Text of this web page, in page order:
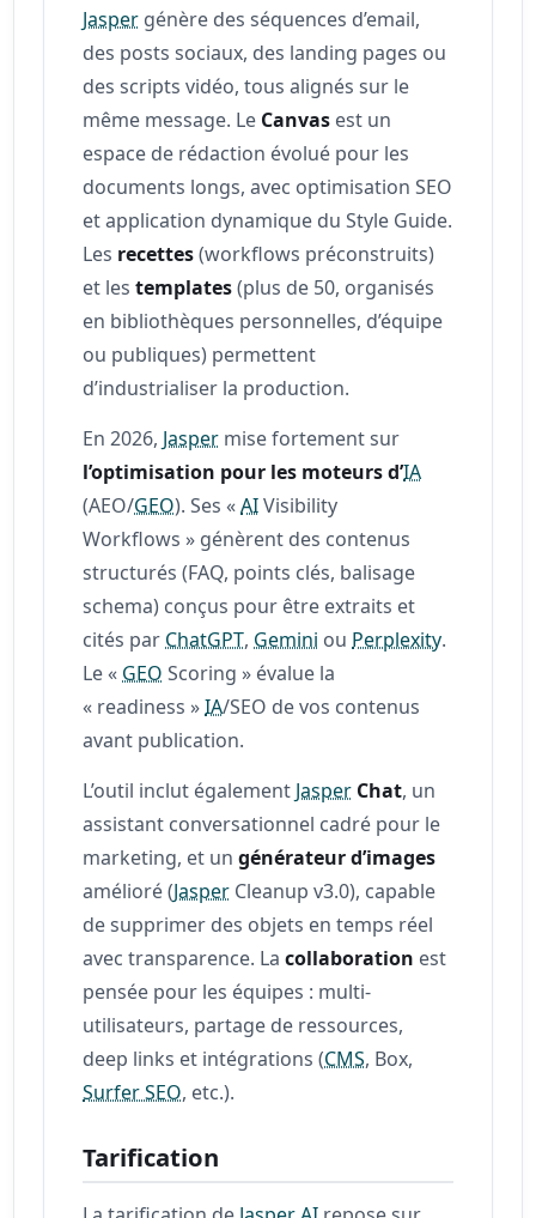
Jasper génère des séquences d’email,
des posts sociaux, des landing pages ou
des scripts vidéo, tous alignés sur le
même message. Le Canvas est un
espace de rédaction évolué pour les
documents longs, avec optimisation SEO
et application dynamique du Style Guide.
Les recettes(workflows préconstruits)
et lestemplates(plus de 50, organisés
en bibliothèques personnelles, d’équipe
ou publiques) permettent
d’industrialiser la production.
En 2026, Jasper mise fortement sur
l’optimisation pour les moteurs d’IA
(AEO/GEO). Ses «AIVisibility
Workflows » génèrent des contenus
structurés (FAQ, points clés, balisage
schema) conçus pour être extraits et
cités par ChatGPT, Gemini ou Perplexity.
Le « GEO Scoring » évalue la
« readiness »IA/SEO de vos contenus
avant publication.
L’outil inclut également Jasper Chat, un
assistant conversationnel cadré pour le
marketing, et ungénérateur d’images
amélioré (Jasper Cleanup v3.0), capable
de supprimer des objets en temps réel
avec transparence. Lacollaboration est
pensée pour les équipes : multi-
utilisateurs, partage de ressources,
deep links et intégrations (CMS, Box,
Surfer SEO, etc.).
Tarification